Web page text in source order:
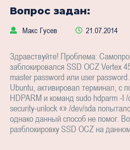
Вопрос задан:
Макс Гусев 21.07.2014
Здравствуйте! Проблема:
заблокировался SSD OCZ Vertex
master password или user
Ubuntu, активировал терминал, с
HDPARM и команд sudo hdparm -I
security-unlock «» /dev/sda
однако данный способ не помог.
разблокировку SSD OCZ на